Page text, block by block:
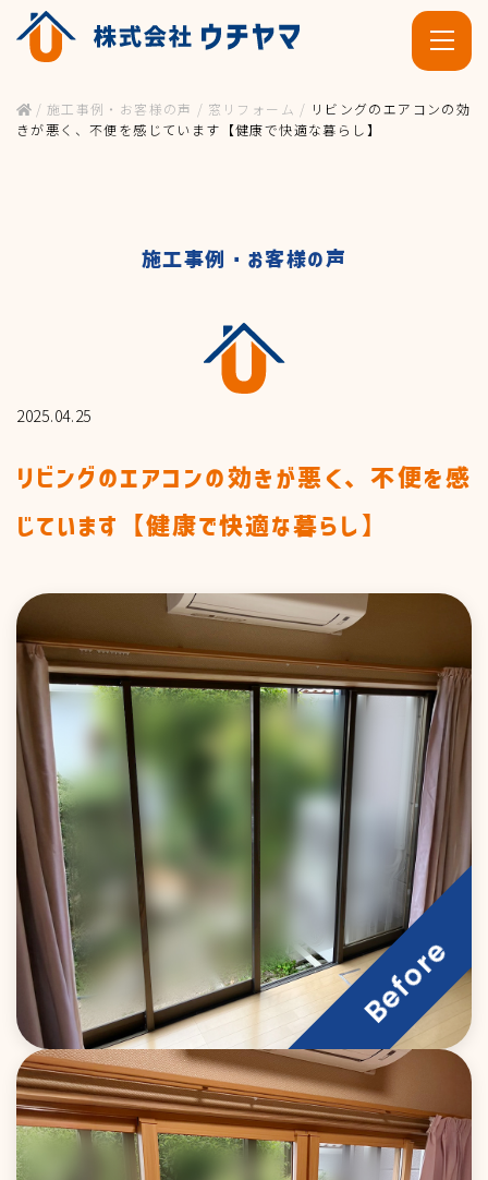
施工事例・お客様の声
商品一覧
施工までの流れ
お知らせ&ブログ
お見積り
窓まわり
玄関・浴室ドア
エクステリア(外構)
私たちの取り組み
会社情報&スタッフ紹介
採用情報
採用情報トップ
/ 施工事例・お客様の声 / 窓リフォーム / リビングのエアコンの効
きが悪く、不便を感じています【健康で快適な暮らし】
施工事例・お客様の声
2025.04.25
リビングのエアコンの効きが悪く、不便を感
じています【健康で快適な暮らし】